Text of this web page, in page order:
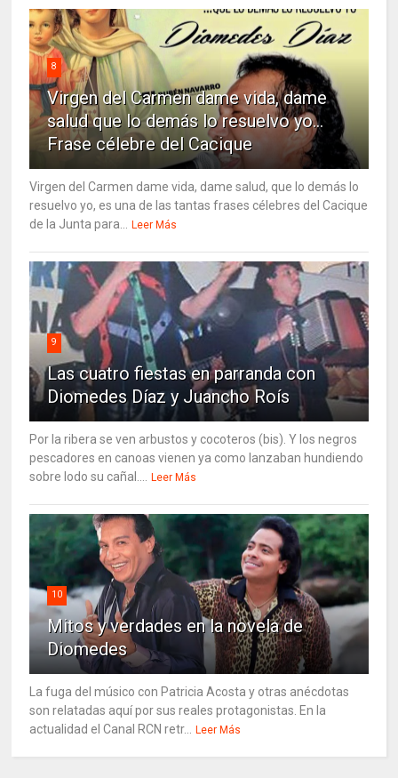
8
Virgen del Carmen dame vida, dame
salud que lo demás lo resuelvo yo…
Frase célebre del Cacique
Virgen del Carmen dame vida, dame salud, que lo demás lo
resuelvo yo, es una de las tantas frases célebres del Cacique
de la Junta para...
Leer Más
9
Las cuatro fiestas en parranda con
Diomedes Díaz y Juancho Roís
Por la ribera se ven arbustos y cocoteros (bis). Y los negros
pescadores en canoas vienen ya como lanzaban hundiendo
sobre lodo su cañal....
Leer Más
10
Mitos y verdades en la novela de
Diomedes
La fuga del músico con Patricia Acosta y otras anécdotas
son relatadas aquí por sus reales protagonistas. En la
actualidad el Canal RCN retr...
Leer Más